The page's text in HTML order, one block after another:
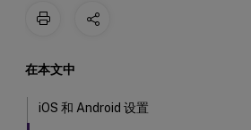
在本文中
iOS 和 Android 设置